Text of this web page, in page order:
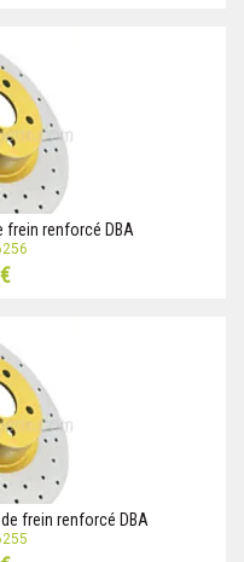
frein renforcé DBA
frein renforcé DBA